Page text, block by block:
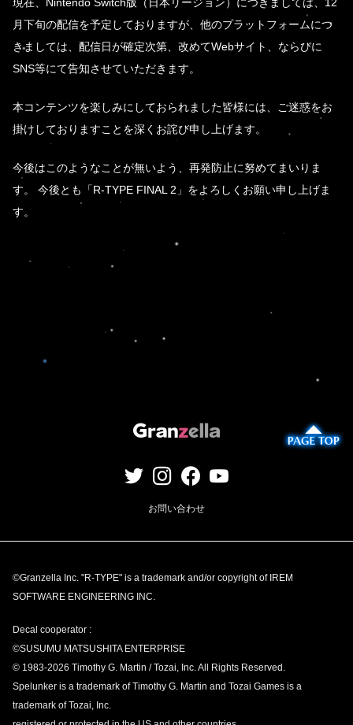
月下旬の配信を予定しておりますが、他のプラットフォームにつ
きましては、配信日が確定次第、改めてWebサイト、ならびに
SNS等にて告知させていただきます。
本コンテンツを楽しみにしておられました皆様には、ご迷惑をお
掛けしておりますことを深くお詫び申し上げます。
今後はこのようなことが無いよう、再発防止に努めてまいりま
す。 今後とも「R-TYPE FINAL 2」をよろしくお願い申し上げま
す。
お問い合わせ
©Granzella Inc. "R-TYPE" is a trademark and/or copyright of IREM
SOFTWARE ENGINEERING INC.
Decal cooperator :
©SUSUMU MATSUSHITA ENTERPRISE
© 1983-2026 Timothy G. Martin / Tozai, Inc. All Rights Reserved.
Spelunker is a trademark of Timothy G. Martin and Tozai Games is a
trademark of Tozai, Inc.